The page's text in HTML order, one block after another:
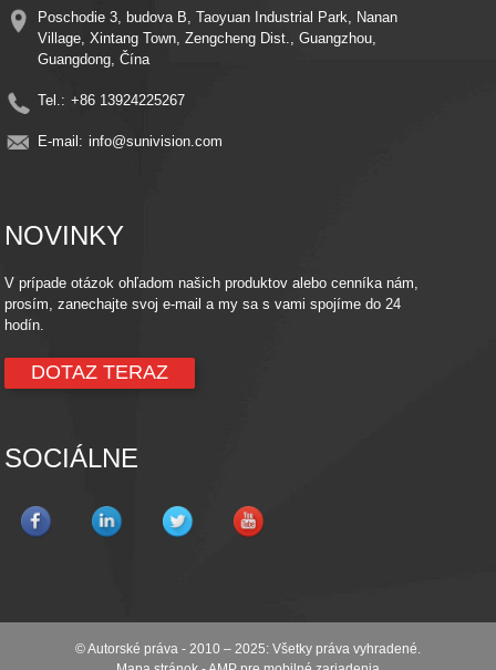
Poschodie 3, budova B, Taoyuan Industrial Park, Nanan
Village, Xintang Town, Zengcheng Dist., Guangzhou,
Guangdong, Čína
Tel.: +86 13924225267
E-mail: info@sunivision.com
NOVINKY
V prípade otázok ohľadom našich produktov alebo cenníka nám,
prosím, zanechajte svoj e-mail a my sa s vami spojíme do 24
hodín.
DOTAZ TERAZ
SOCIÁLNE
© Autorské práva - 2010 – 2025: Všetky práva vyhradené.